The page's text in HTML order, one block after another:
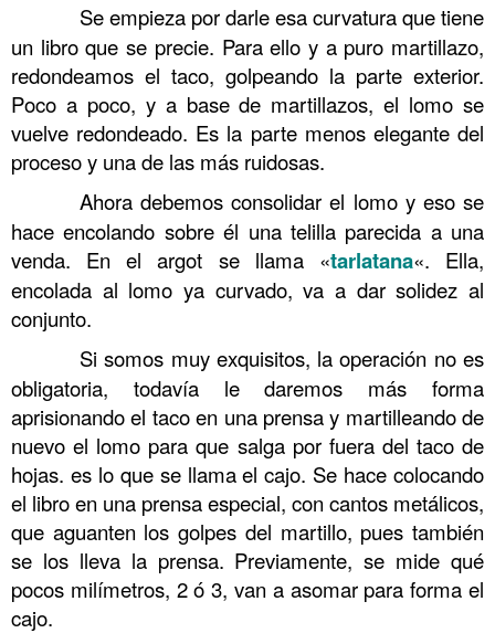
Se empieza por darle esa curvatura que tiene
un libro que se precie. Para ello y a puro martillazo,
redondeamos el taco, golpeando la parte exterior.
Poco a poco, y a base de martillazos, el lomo se
vuelve redondeado. Es la parte menos elegante del
proceso y una de las más ruidosas.
Ahora debemos consolidar el lomo y eso se
hace encolando sobre él una telilla parecida a una
venda. En el argot se llama «tarlatana«. Ella,
encolada al lomo ya curvado, va a dar solidez al
conjunto.
Si somos muy exquisitos, la operación no es
obligatoria, todavía le daremos más forma
aprisionando el taco en una prensa y martilleando de
nuevo el lomo para que salga por fuera del taco de
hojas. es lo que se llama el cajo. Se hace colocando
el libro en una prensa especial, con cantos metálicos,
que aguanten los golpes del martillo, pues también
se los lleva la prensa. Previamente, se mide qué
pocos milímetros, 2 ó 3, van a asomar para forma el
cajo.